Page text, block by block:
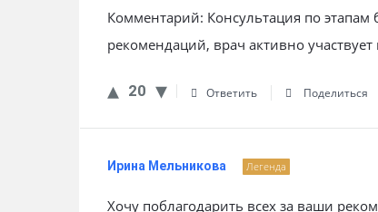
Комментарий: Консультация по
рекомендаций, врач активно
20 Ответить Поделиться
Ирина Мельникова Легенда
Хочу поблагодарить всех за ваши